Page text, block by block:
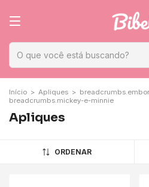
Início > Apliques >
breadcrumbs.mickey-e-minnie
Apliques
ORDENAR